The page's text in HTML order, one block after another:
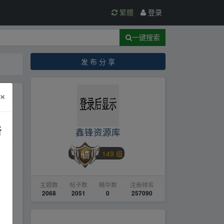
繁體 登录
一键搜索
发 布 分 享
鑫锋资源库
149 级
主题数
2068
帖子数
2051
精华数
0
注册排名
257090
×